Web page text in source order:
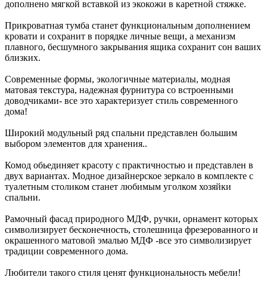
дополнено мягкой вставкой из экокожи в каретной стяжке.
Прикроватная тумба станет функциональным дополнением
кровати и сохранит в порядке личные вещи, а механизм
плавного, бесшумного закрывания ящика сохранит сон ваших
близких.
Современные формы, экологичные материалы, модная
матовая текстура, надежная фурнитура со встроенными
доводчиками- все это характеризует стиль современного
дома!
Широкий модульный ряд спальни представлен большим
выбором элементов для хранения..
Комод обьединяет красоту с практичностью и представлен в
двух вариантах. Модное дизайнерское зеркало в комплекте с
туалетным столиком станет любимым уголком хозяйки
спальни.
Рамочный фасад природного МДФ, ручки, орнамент которых
символизирует бесконечность, столешница фрезерованного и
окрашенного матовой эмалью МДФ -все это символизирует
традиции современного дома.
Любители такого стиля ценят функциональность мебели!